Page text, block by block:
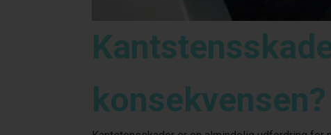
konsekvensen?